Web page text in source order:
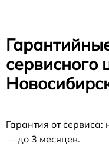
сервисного
Гарантия от
— до 3 месяцев.